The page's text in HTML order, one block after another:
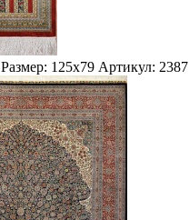
Размер: 125х79 Артикул: 2387